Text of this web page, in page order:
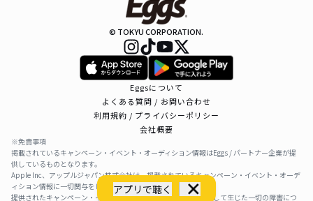
アプリで聴く
© TOKYU CORPORATION.
Eggsについて
よくある質問 / お問い合わせ
利用規約 / プライバシーポリシー
会社概要
※免責事項
掲載されているキャンペーン・イベント・オーディション情報はEggs / パートナー企業が提
供しているものとなります。
Apple Inc、アップルジャパン株式会社は、掲載されているキャンペーン・イベント・オーデ
ィション情報に一切関与をしておりません。
提供されたキャンペーン・イベント・オーディション情報を利用して生じた一切の障害につ